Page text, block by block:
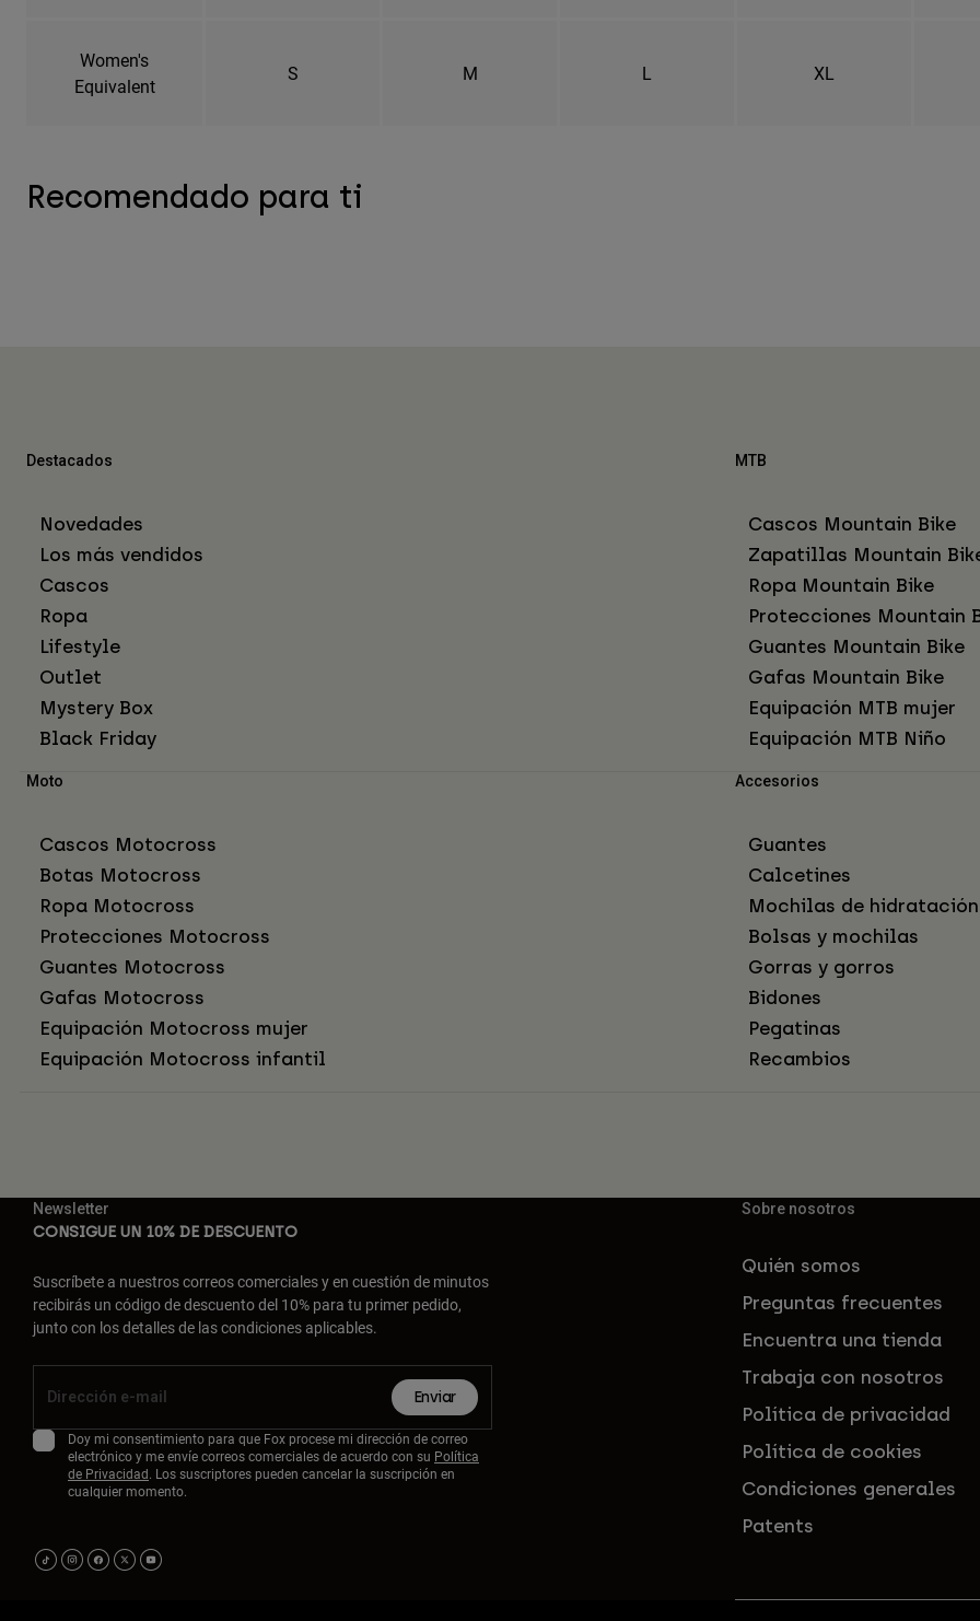
Women's
Equivalent
S M L XL
Recomendado para ti
Destacados
Novedades
Los más vendidos
Cascos
Ropa
Lifestyle
Outlet
Mystery Box
Black Friday
MTB
Cascos Mountain Bike
Zapatillas Mountain
Ropa Mountain Bike
Protecciones Mountain
Guantes Mountain Bike
Gafas Mountain Bike
Equipación MTB mujer
Equipación MTB Niño
Moto
Cascos Motocross
Botas Motocross
Ropa Motocross
Protecciones Motocross
Guantes Motocross
Gafas Motocross
Equipación Motocross mujer
Equipación Motocross infantil
Accesorios
Guantes
Calcetines
Mochilas de hidratación
Bolsas y mochilas
Gorras y gorros
Bidones
Pegatinas
Recambios
Newsletter
CONSIGUE UN 10% DE DESCUENTO
Suscríbete a nuestros correos comerciales y en cuestión de minutos
recibirás un código de descuento del 10% para tu primer pedido,
junto con los detalles de las condiciones aplicables.
Enviar
Doy mi consentimiento para que Fox procese mi dirección de correo
electrónico y me envíe correos comerciales de acuerdo con su Política
de Privacidad. Los suscriptores pueden cancelar la suscripción en
cualquier momento.
Sobre nosotros
Quién somos
Preguntas frecuentes
Encuentra una tienda
Trabaja con nosotros
Política de privacidad
Política de cookies
Condiciones generales
Patents